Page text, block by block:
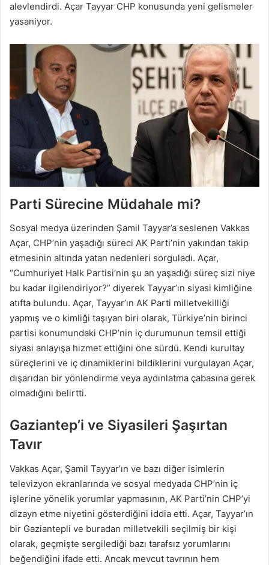
alevlendirdi. Açar Tayyar CHP konusunda yeni gelismeler
yasaniyor.
Parti Sürecine Müdahale mi?
Sosyal medya üzerinden Şamil Tayyar’a seslenen Vakkas
Açar, CHP’nin yaşadığı süreci AK Parti’nin yakından takip
etmesinin altında yatan nedenleri sorguladı. Açar,
“Cumhuriyet Halk Partisi’nin şu an yaşadığı süreç sizi niye
bu kadar ilgilendiriyor?” diyerek Tayyar’ın siyasi kimliğine
atıfta bulundu. Açar, Tayyar’ın AK Parti milletvekilliği
yapmış ve o kimliği taşıyan biri olarak, Türkiye’nin birinci
partisi konumundaki CHP’nin iç durumunun temsil ettiği
siyasi anlayışa hizmet ettiğini öne sürdü. Kendi kurultay
süreçlerini ve iç dinamiklerini bildiklerini vurgulayan Açar,
dışarıdan bir yönlendirme veya aydınlatma çabasına gerek
olmadığını belirtti.
Gaziantep’i ve Siyasileri Şaşırtan
Tavır
Vakkas Açar, Şamil Tayyar’ın ve bazı diğer isimlerin
televizyon ekranlarında ve sosyal medyada CHP’nin iç
işlerine yönelik yorumlar yapmasının, AK Parti’nin CHP’yi
dizayn etme niyetini gösterdiğini iddia etti. Açar, Tayyar’ın
bir Gaziantepli ve buradan milletvekili seçilmiş bir kişi
olarak, geçmişte sergilediği bazı tarafsız yorumlarını
beğendiğini ifade etti. Ancak mevcut tavrının hem